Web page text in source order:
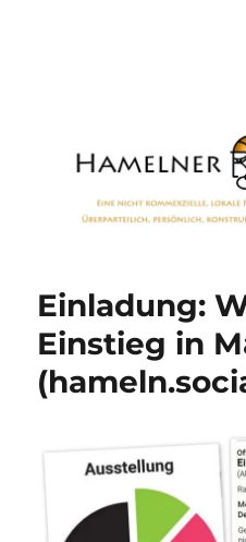
Einladung:
Einstieg in